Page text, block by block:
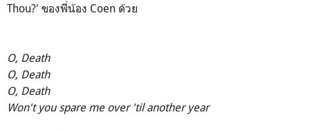
Thou?' ของพี่น้อง Coen ด้วย
O, Death
O, Death
O, Death
Won't you spare me over 'til another year